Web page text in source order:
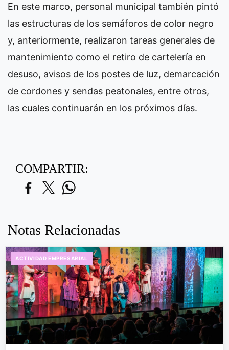
En este marco, personal municipal también pintó
las estructuras de los semáforos de color negro
y, anteriormente, realizaron tareas generales de
mantenimiento como el retiro de cartelería en
desuso, avisos de los postes de luz, demarcación
de cordones y sendas peatonales, entre otros,
las cuales continuarán en los próximos días.
COMPARTIR:
Notas Relacionadas
ACTIVIDAD EMPRESARIAL